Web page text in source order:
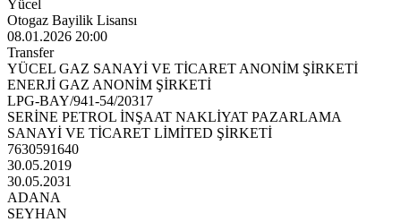
Yücel
Otogaz Bayilik Lisansı
08.01.2026 20:00
Transfer
YÜCEL GAZ SANAYİ VE TİCARET ANONİM ŞİRKETİ
ENERJİ GAZ ANONİM ŞİRKETİ
LPG-BAY/941-54/20317
SERİNE PETROL İNŞAAT NAKLİYAT PAZARLAMA
SANAYİ VE TİCARET LİMİTED ŞİRKETİ
7630591640
30.05.2019
30.05.2031
ADANA
SEYHAN